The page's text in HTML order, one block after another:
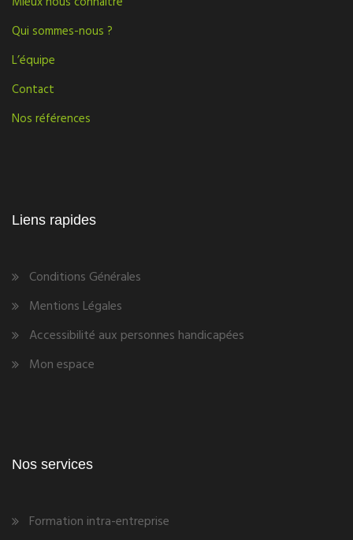
Qui sommes-nous ?
L’équipe
Contact
Nos références
Liens rapides
Conditions Générales
Mentions Légales
Accessibilité aux personnes handicapées
Mon espace
Nos services
Formation intra-entreprise